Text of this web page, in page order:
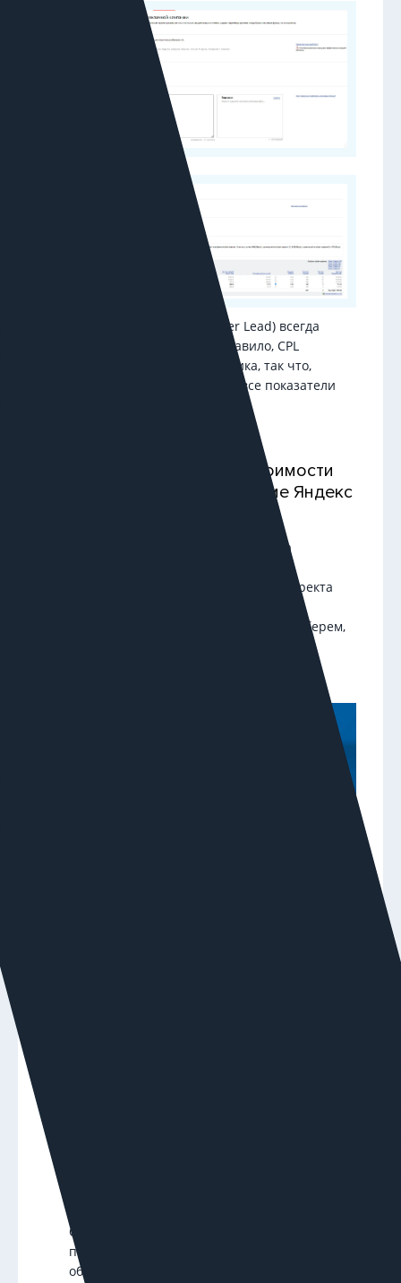
Стоимость заявки (CPL, Cost Per Lead) всегда
выше стоимости клика. Как правило, CPL
коррелирует со стоимостью клика, так что,
снижая CPC вы оптимизируете все показатели
Советы по уменьшению стоимости
клика в контекстной рекламе Яндекс
Стратегии ставок, повышение качества
использование инструментов Яндекс Директа
эффективность рекламных кампаний. Разберем,
что можно сделать, чтобы добиться нужной
Составьте список слов и фраз в запросах
пользователей, при наличии которых ваше
объявление не будет показываться.